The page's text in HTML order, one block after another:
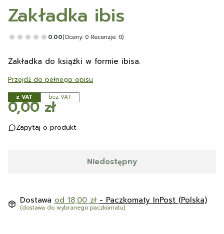
Zakładka ibis
0.00(Oceny: 0 Recenzje: 0)
Zakładka do książki w formie ibisa.
Przejdź do pełnego opisu
z VAT bez VAT
Cena
0,00 zł
Zapytaj o produkt
Niedostępny
Dostawa od 18,00 zł - Paczkomaty InPost (Polska)
(dostawa do wybranego paczkomatu)